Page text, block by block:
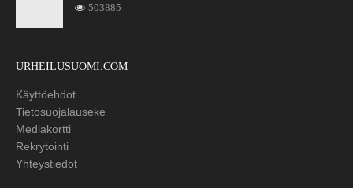
503885
URHEILUSUOMI.COM
Käyttöehdot
Tietosuojalauseke
Mediakortti
Rekrytointi
Yhteystiedot